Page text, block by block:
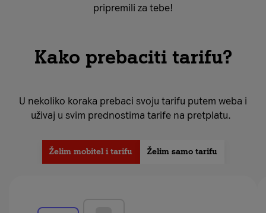
pripremili za tebe!
Kako prebaciti tarifu?
U nekoliko koraka prebaci svoju tarifu putem weba i
uživaj u svim prednostima tarife na pretplatu.
Želim mobitel i tarifu Želim samo tarifu